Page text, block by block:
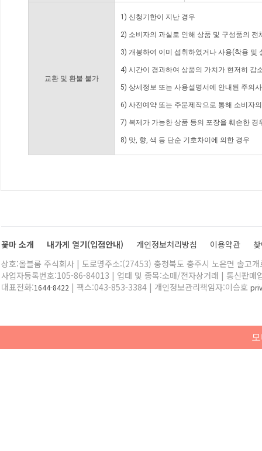
교환 및 환불 불가
1) 신청기한이 지난 경우
2) 소비자의 과실로 인해 상품 및 구성품의
3) 개봉하여 이미 섭취하였거나 사용(착용 및
4) 시간이 경과하여 상품의 가치가 현저히 감
5) 상세정보 또는 사용설명서에 안내된 주의
6) 사전예약 또는 주문제작으로 통해 소비자
7) 복제가 가능한 상품 등의 포장을 훼손한 경
8) 맛, 향, 색 등 단순 기호차이에 의한 경우
꽃마 소개 내가게 열기(입점안내) 개인정보처리방침 이용약관
상호:올블룸 주식회사 | 도로명주소:(27453) 충청북도 충주시 노은면 솔고
사업자등록번호:105-86-84013 | 업태 및 종목:소매/전자상거래 | 통신판매
대표전화:1644-8422 | 팩스:043-853-3384 | 개인정보관리책임자:이승호